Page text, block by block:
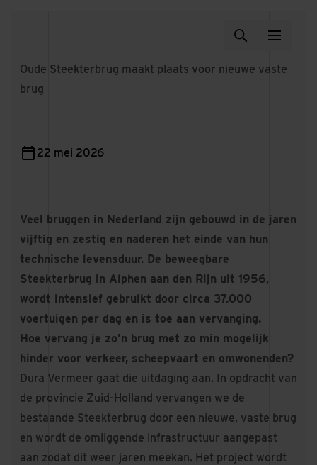
Oude Steekterbrug maakt plaats voor nieuwe vaste
brug
22 mei 2026
Veel bruggen in Nederland zijn gebouwd in de jaren
vijftig en zestig en naderen het einde van hun
technische levensduur. De beweegbare
Steekterbrug in Alphen aan den Rijn uit 1956,
wordt intensief gebruikt door circa 37.000
voertuigen per dag en is toe aan vervanging.
Hoe vervang je zo’n brug met zo min mogelijk
hinder voor verkeer, scheepvaart en omwonenden?
Dura Vermeer gaat die uitdaging aan. In opdracht van
de provincie Zuid-Holland vervangen we de
bestaande Steekterbrug door een nieuwe, vaste brug
en wordt de omliggende infrastructuur aangepast
aan zodat dit weer jaren meekan. Het project wordt